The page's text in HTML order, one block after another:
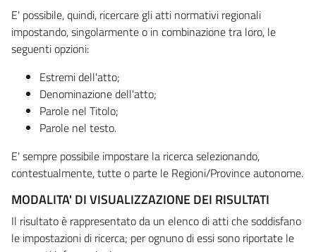
E' possibile, quindi, ricercare gli atti normativi regionali
impostando, singolarmente o in combinazione tra loro, le
seguenti opzioni:
Estremi dell'atto;
Denominazione dell'atto;
Parole nel Titolo;
Parole nel testo.
E' sempre possibile impostare la ricerca selezionando,
contestualmente, tutte o parte le Regioni/Province autonome.
MODALITA' DI VISUALIZZAZIONE DEI RISULTATI
Il risultato è rappresentato da un elenco di atti che soddisfano
le impostazioni di ricerca; per ognuno di essi sono riportate le